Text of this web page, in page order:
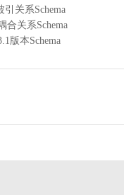
引关系Schema
合关系Schema
版本Schema